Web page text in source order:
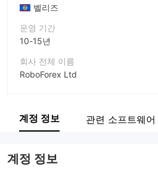
벨리즈
운영 기간
10-15년
회사 전체 이름
RoboForex Ltd
기업 직원
계정 정보 관련 소프트웨어
계정 정보